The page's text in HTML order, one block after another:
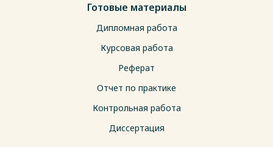
Готовые материалы
Дипломная работа
Курсовая работа
Реферат
Отчет по практике
Контрольная работа
Диссертация